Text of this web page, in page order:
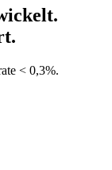
< 0,3%.